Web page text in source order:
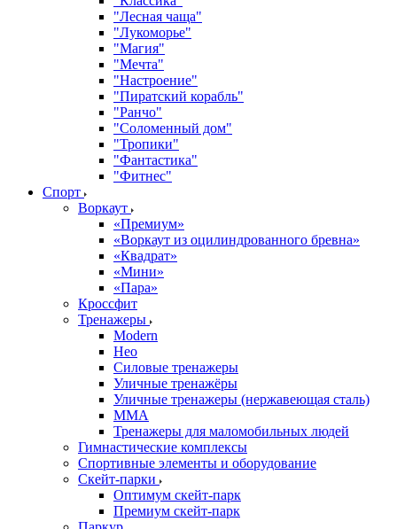
"Лесная чаща"
"Лукоморье"
"Магия"
"Мечта"
"Настроение"
"Пиратский корабль"
"Ранчо"
"Соломенный дом"
"Тропики"
"Фантастика"
"Фитнес"
Спорт
Воркаут
«Премиум»
«Воркаут из оцилиндрованного бревна»
«Квадрат»
«Мини»
«Пара»
Кроссфит
Тренажеры
Modern
Нео
Силовые тренажеры
Уличные тренажёры
Уличные тренажеры (нержавеющая сталь)
ММА
Тренажеры для маломобильных людей
Гимнастические комплексы
Спортивные элементы и оборудование
Скейт-парки
Оптимум скейт-парк
Премиум скейт-парк